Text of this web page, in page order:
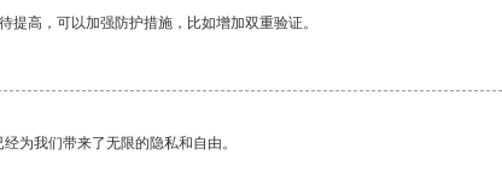
提高，可以加强防护措施，比如增加双重验证。
为我们带来了无限的隐私和自由。